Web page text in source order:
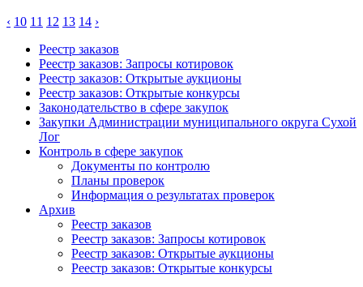
‹ 10 11 12 13 14 ›
Реестр заказов
Реестр заказов: Запросы котировок
Реестр заказов: Открытые аукционы
Реестр заказов: Открытые конкурсы
Законодательство в сфере закупок
Закупки Администрации муниципального округа Сухой
Лог
Контроль в сфере закупок
Документы по контролю
Планы проверок
Информация о результатах проверок
Архив
Реестр заказов
Реестр заказов: Запросы котировок
Реестр заказов: Открытые аукционы
Реестр заказов: Открытые конкурсы